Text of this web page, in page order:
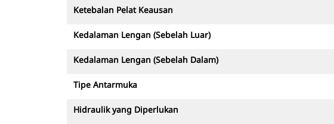
Ketebalan Pelat Keausan
Kedalaman Lengan (Sebelah Luar)
Kedalaman Lengan (Sebelah Dalam)
Tipe Antarmuka
Hidraulik yang Diperlukan